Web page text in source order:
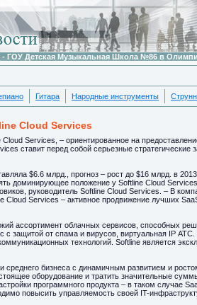
- ГОУ Детская Музыкальная Школа №86 в
Гитара Народные инструменты
Cloud Services
Services, – ориентированное на
ставит перед собой серьезные
$6.6 млрд., прогноз – рост до $16 млрд. в
доминирующее положение у Softline Cloud
руководитель Softline Cloud Services. – В
Cloud Services – активное продвижение лучших
ассортимент облачных сервисов, способных
защитой от спама и вирусов, виртуальная IP
технологий. Softline является
бизнеса с динамичным развитием и
оборудование и тратить значительные
программного продукта – в таком случае
повысить управляемость своей IT-